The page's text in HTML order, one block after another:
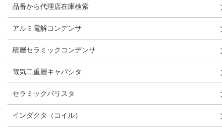
品番から代理店在庫検索
アルミ電解コンデンサ
積層セラミックコンデンサ
電気二重層キャパシタ
セラミックバリスタ
インダクタ（コイル）